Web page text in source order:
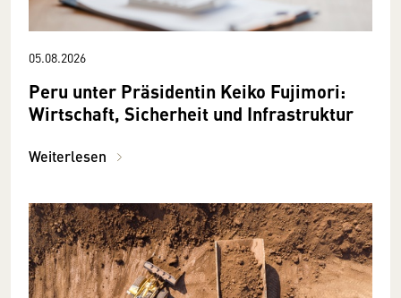
05.08.2026
Peru unter Präsidentin Keiko Fujimori:
Wirtschaft, Sicherheit und Infrastruktur
Weiterlesen